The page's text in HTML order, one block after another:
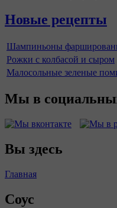
Новые рецепты
Шампиньоны
Рожки с колбасой и сыром
Малосольные зеленые
Мы в
Вы здесь
Главная
Соус